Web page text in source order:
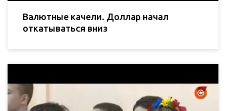
Валютные качели. Доллар начал
откатываться вниз